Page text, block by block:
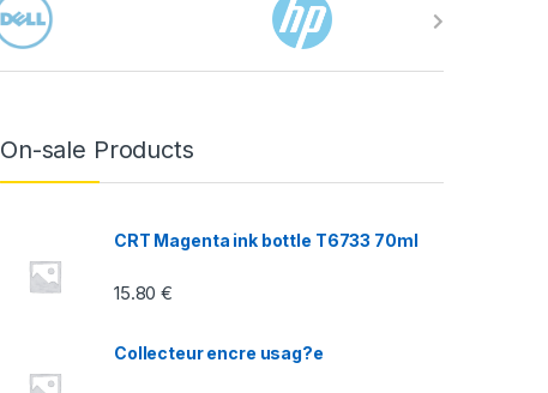
On-sale Products
CRT Magenta ink bottle T6733 70ml
15.80€
Collecteur encre usag?e